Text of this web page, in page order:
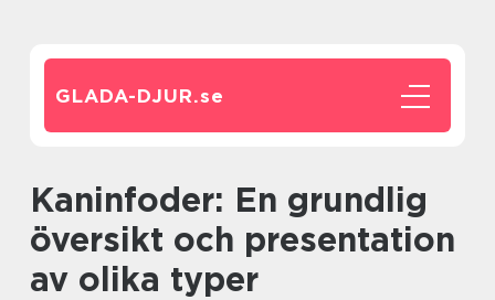
GLADA-DJUR.se
Kaninfoder: En grundlig
översikt och presentation
av olika typer